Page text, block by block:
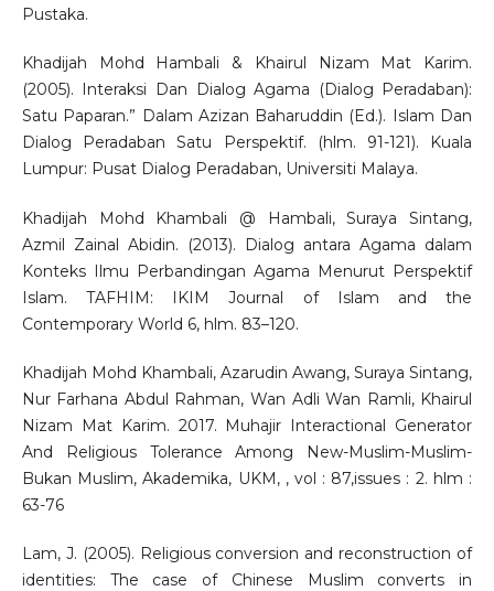
Pustaka.
Khadijah Mohd Hambali & Khairul Nizam Mat Karim.
(2005). Interaksi Dan Dialog Agama (Dialog Peradaban):
Satu Paparan.” Dalam Azizan Baharuddin (Ed.). Islam Dan
Dialog Peradaban Satu Perspektif. (hlm. 91-121). Kuala
Lumpur: Pusat Dialog Peradaban, Universiti Malaya.
Khadijah Mohd Khambali @ Hambali, Suraya Sintang,
Azmil Zainal Abidin. (2013). Dialog antara Agama dalam
Konteks Ilmu Perbandingan Agama Menurut Perspektif
Islam. TAFHIM: IKIM Journal of Islam and the
Contemporary World 6, hlm. 83–120.
Khadijah Mohd Khambali, Azarudin Awang, Suraya Sintang,
Nur Farhana Abdul Rahman, Wan Adli Wan Ramli, Khairul
Nizam Mat Karim. 2017. Muhajir Interactional Generator
And Religious Tolerance Among New-Muslim-Muslim-
Bukan Muslim, Akademika, UKM, , vol : 87,issues : 2. hlm :
63-76
Lam, J. (2005). Religious conversion and reconstruction of
identities: The case of Chinese Muslim converts in